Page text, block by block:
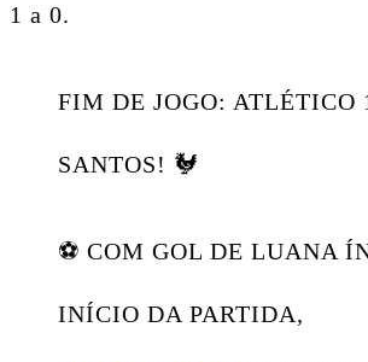
1 a 0.
FIM DE JOGO: ATLÉTICO
SANTOS! 🐓
⚽ COM GOL DE LUANA
INÍCIO DA PARTIDA,